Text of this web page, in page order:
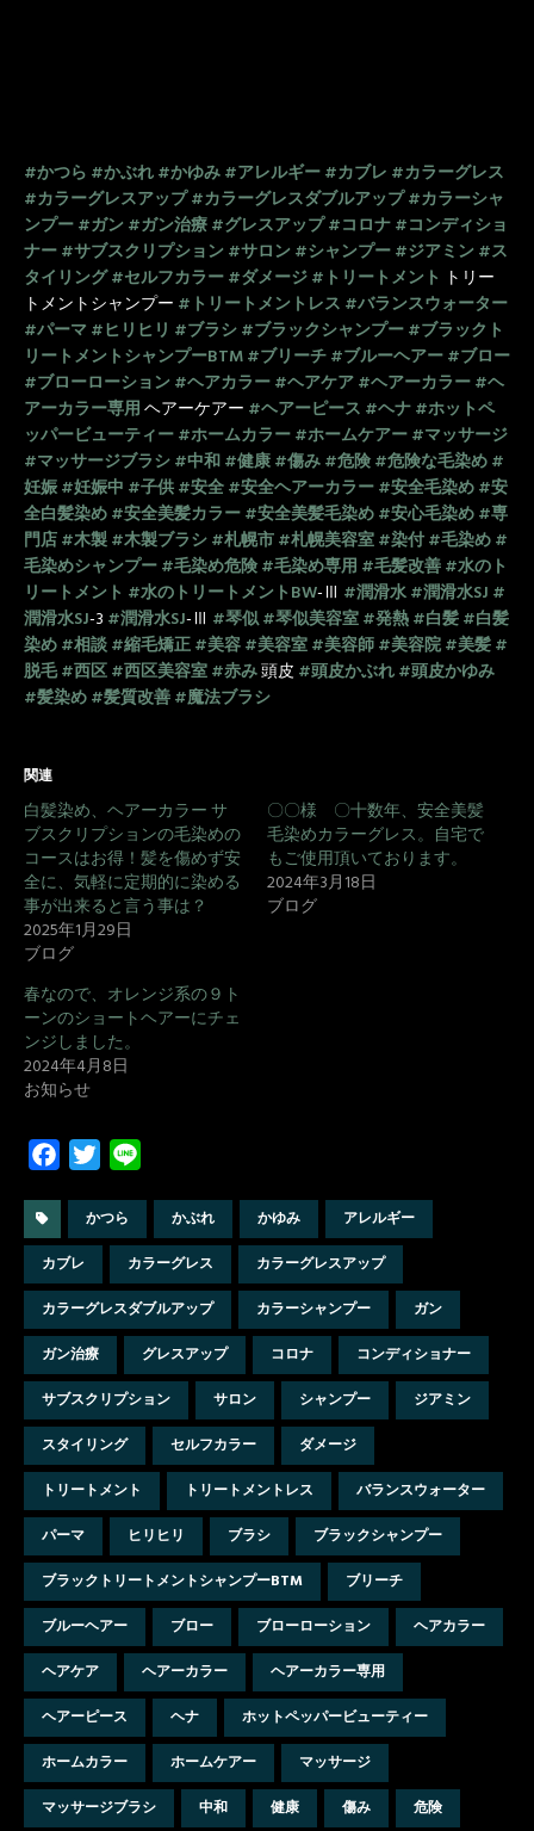
#かつら #かぶれ#かゆみ#アレルギー#カブレ #カラーグレス
#カラーグレスアップ#カラーグレスダブルアップ#カラーシャ
ンプー#ガン #ガン治療#グレスアップ#コロナ#コンディショ
ナー#サブスクリプション #サロン #シャンプー#ジアミン #ス
タイリング#セルフカラー#ダメージ#トリートメント トリー
トメントシャンプー #トリートメントレス #バランスウォーター
#パーマ #ヒリヒリ #ブラシ#ブラックシャンプー#ブラックト
リートメントシャンプーBTM#ブリーチ#ブルーヘアー#ブロー
#ブローローション #ヘアカラー#ヘアケア#ヘアーカラー#ヘ
アーカラー専用ヘアーケアー #ヘアーピース #ヘナ#ホットペ
ッパービューティー#ホームカラー#ホームケアー#マッサージ
#マッサージブラシ#中和#健康#傷み#危険#危険な毛染め#
妊娠#妊娠中 #子供#安全#安全ヘアーカラー#安全毛染め#安
全白髪染め#安全美髪カラー#安全美髪毛染め#安心毛染め#専
門店#木製#木製ブラシ#札幌市#札幌美容室#染付#毛染め#
毛染めシャンプー#毛染め危険#毛染め専用 #毛髪改善#水のト
リートメント #水のトリートメントBW-Ⅲ #潤滑水#潤滑水SJ #
潤滑水SJ-3 #潤滑水SJ-Ⅲ #琴似#琴似美容室#発熱#白髪#白髪
染め#相談#縮毛矯正#美容#美容室#美容師#美容院#美髪#
脱毛#西区#西区美容室#赤み頭皮 #頭皮かぶれ#頭皮かゆみ
#髪染め#髪質改善#魔法ブラシ
関連
白髪染め、ヘアーカラー サ
ブスクリプションの毛染めの
コースはお得！髪を傷めず安
全に、気軽に定期的に染める
事が出来ると言う事は？
2025年1月29日
ブログ
〇〇様 〇十数年、安全美髪
毛染めカラーグレス。自宅で
もご使用頂いております。
2024年3月18日
ブログ
春なので、オレンジ系の９ト
ーンのショートヘアーにチェ
ンジしました。
2024年4月8日
お知らせ
e
b
o
o
k
i
t
t
e
r
e
かつら かぶれ かゆみ
アレルギー
カブレ
カラーグレス
カラーグレスアップ
カラーグレスダブルアップ
カラーシャンプー
ガン
ガン治療
グレスアップ コロナ
コンディショナー
サブスクリプション
サロン シャンプー
ジアミン
スタイリング
セルフカラー
ダメージ
トリートメント
トリートメントレス
バランスウォーター
パーマ
ヒリヒリ ブラシ
ブラックシャンプー
ブラックトリートメントシャンプーBTM
ブリーチ
ブルーヘアー
ブロー ブローローション
ヘアカラー
ヘアケア
ヘアーカラー
ヘアーカラー専用
ヘアーピース
ヘナ
ホットペッパービューティー
ホームカラー
ホームケアー
マッサージ
マッサージブラシ
中和 健康 傷み 危険